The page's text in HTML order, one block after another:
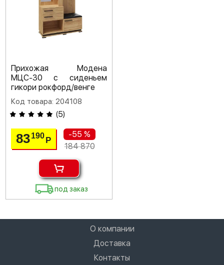
Прихожая Модена
МЦС-30 с сиденьем
гикори рокфорд/венге
Код товара: 204108
(5)
83190 Р
-55 %
184 870
под заказ
О компании
Доставка
Контакты